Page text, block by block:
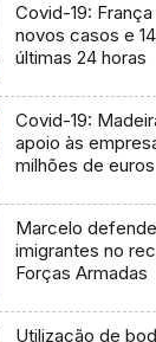
Covid-19:
novos casos e
últimas 24 horas
Covid-19:
apoio às
milhões de euros
Marcelo
imigrantes no
Forças Armadas
Utilização de